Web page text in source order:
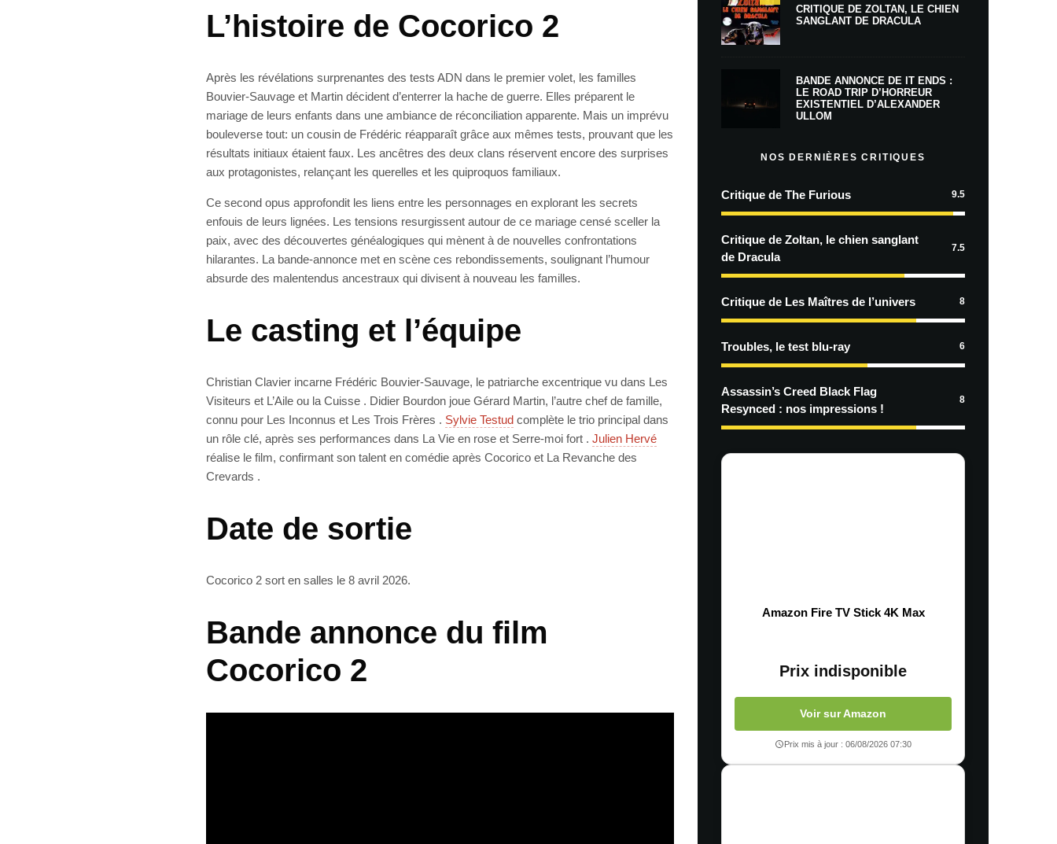
L’histoire de Cocorico 2
Après les révélations surprenantes des tests ADN dans le premier volet, les familles
Bouvier-Sauvage et Martin décident d’enterrer la hache de guerre. Elles préparent le
mariage de leurs enfants dans une ambiance de réconciliation apparente. Mais un imprévu
bouleverse tout: un cousin de Frédéric réapparaît grâce aux mêmes tests, prouvant que les
résultats initiaux étaient faux. Les ancêtres des deux clans réservent encore des surprises
aux protagonistes, relançant les querelles et les quiproquos familiaux.
Ce second opus approfondit les liens entre les personnages en explorant les secrets
enfouis de leurs lignées. Les tensions resurgissent autour de ce mariage censé sceller la
paix, avec des découvertes généalogiques qui mènent à de nouvelles confrontations
hilarantes. La bande-annonce met en scène ces rebondissements, soulignant l’humour
absurde des malentendus ancestraux qui divisent à nouveau les familles.
Le casting et l’équipe
Christian Clavier incarne Frédéric Bouvier-Sauvage, le patriarche excentrique vu dans Les
Visiteurs et L’Aile ou la Cuisse . Didier Bourdon joue Gérard Martin, l’autre chef de famille,
connu pour Les Inconnus et Les Trois Frères . Sylvie Testud complète le trio principal dans
un rôle clé, après ses performances dans La Vie en rose et Serre-moi fort . Julien Hervé
réalise le film, confirmant son talent en comédie après Cocorico et La Revanche des
Crevards .
Date de sortie
Cocorico 2 sort en salles le 8 avril 2026.
Bande annonce du film
Cocorico 2
CRITIQUE DE ZOLTAN, LE CHIEN
SANGLANT DE DRACULA
BANDE ANNONCE DE IT ENDS :
LE ROAD TRIP D’HORREUR
EXISTENTIEL D’ALEXANDER
ULLOM
NOS DERNIÈRES CRITIQUES
Critique de The Furious 9.5
Critique de Zoltan, le chien sanglant
de Dracula
7.5
Critique de Les Maîtres de l’univers 8
Troubles, le test blu-ray 6
Assassin’s Creed Black Flag
Resynced : nos impressions !
8
Amazon Fire TV Stick 4K Max
Prix indisponible
Voir sur Amazon
Prix mis à jour : 06/08/2026 07:30